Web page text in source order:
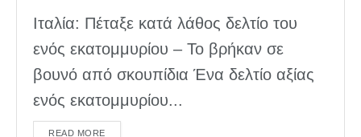
Ιταλία: Πέταξε κατά λάθος δελτίο του
ενός εκατομμυρίου – Το βρήκαν σε
βουνό από σκουπίδια Ένα δελτίο αξίας
ενός εκατομμυρίου...
READ MOREDETAILS